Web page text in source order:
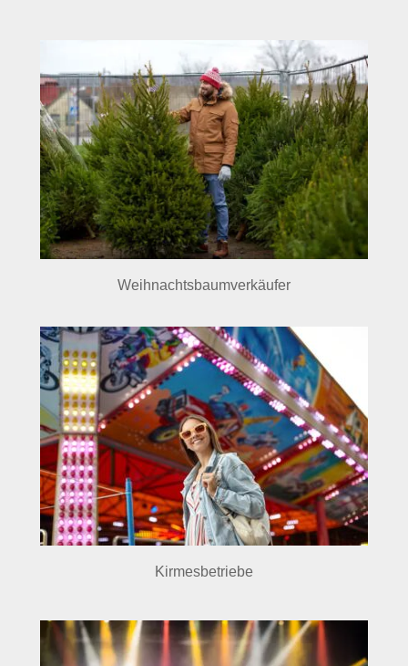
Weihnachtsbaumverkäufer
Kirmesbetriebe